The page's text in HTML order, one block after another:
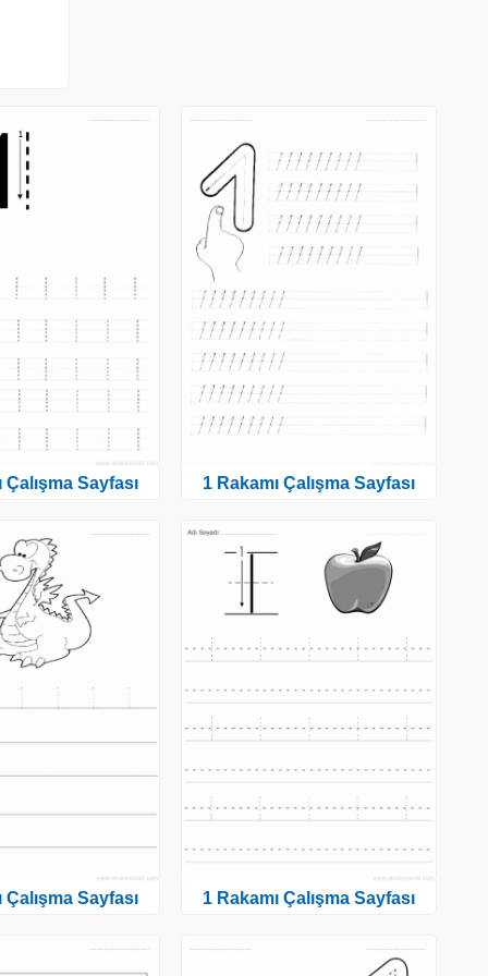
Çalışma Sayfası
Çalışma Sayfası
1 Rakamı Çalışma Sayfası
1 Rakamı Çalışma Sayfası